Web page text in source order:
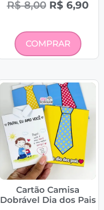
R$8,00 R$6,90
COMPRAR
Cartão Camisa
Dobrável Dia dos Pais